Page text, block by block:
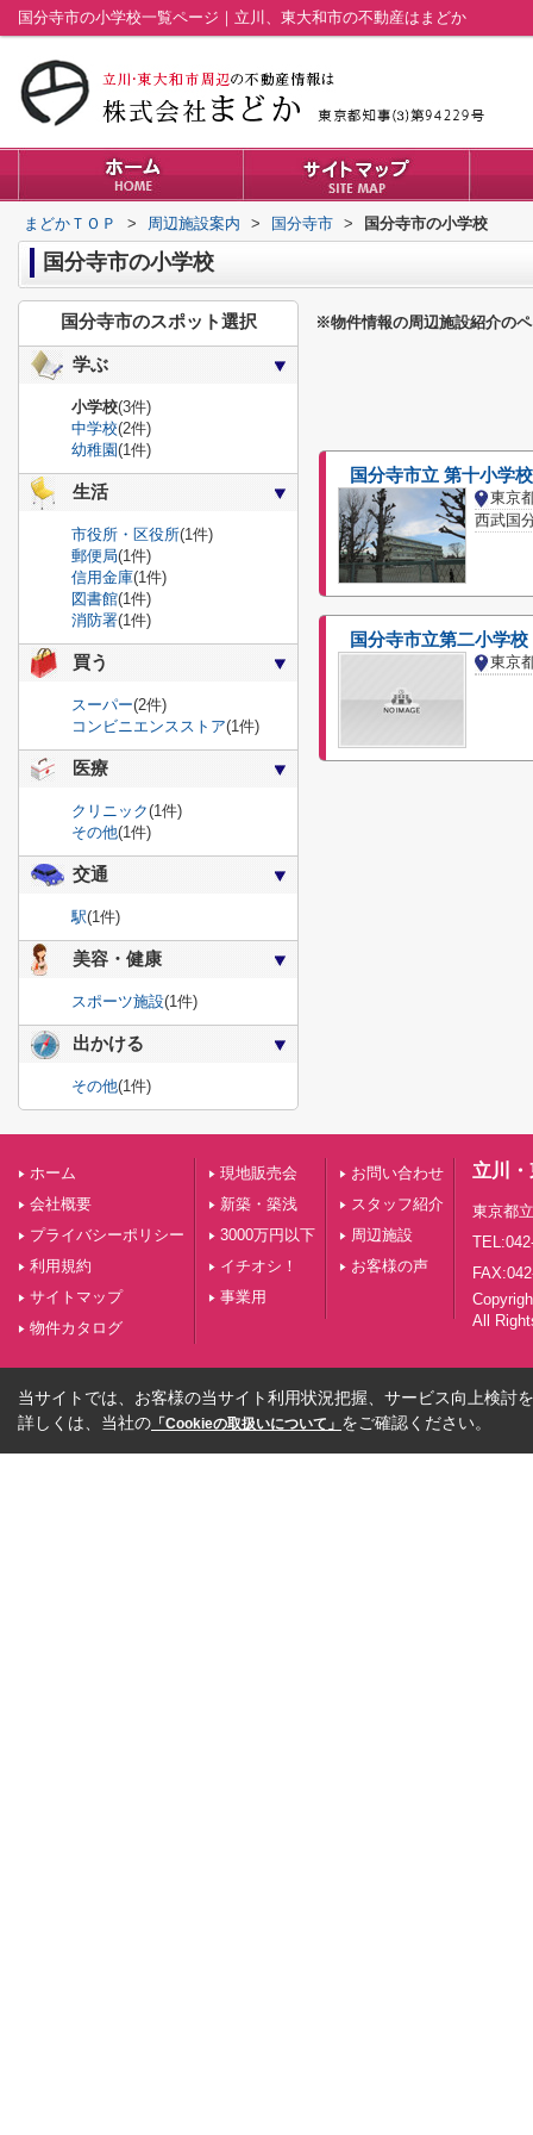
国分寺市の小学校一覧ページ｜立川、東大和市の不動産はまどか
まどかＴＯＰ > 周辺施設案内 > 国分寺市 > 国分寺市の小学校
国分寺市の小学校
※物件情報の周辺施設紹介の
国分寺市立 第十小学校
東京
西武国
国分寺市立第二小学校
東京
国分寺市のスポット選択
学ぶ
小学校(3件)
中学校(2件)
幼稚園(1件)
生活
市役所・区役所(1件)
郵便局(1件)
信用金庫(1件)
図書館(1件)
消防署(1件)
買う
スーパー(2件)
コンビニエンスストア(1件)
医療
クリニック(1件)
その他(1件)
交通
駅(1件)
美容・健康
スポーツ施設(1件)
出かける
その他(1件)
ホーム
会社概要
プライバシーポリシー
利用規約
サイトマップ
物件カタログ
現地販売会
新築・築浅
3000万円以下
イチオシ！
事業用
お問い合わせ
スタッフ紹介
周辺施設
お客様の声
立川
東京都
All
当サイトでは、お客様の当サイト利用状況把握、サービス向上検討
詳しくは、当社の 「Cookieの取扱いについて」 をご確認ください。